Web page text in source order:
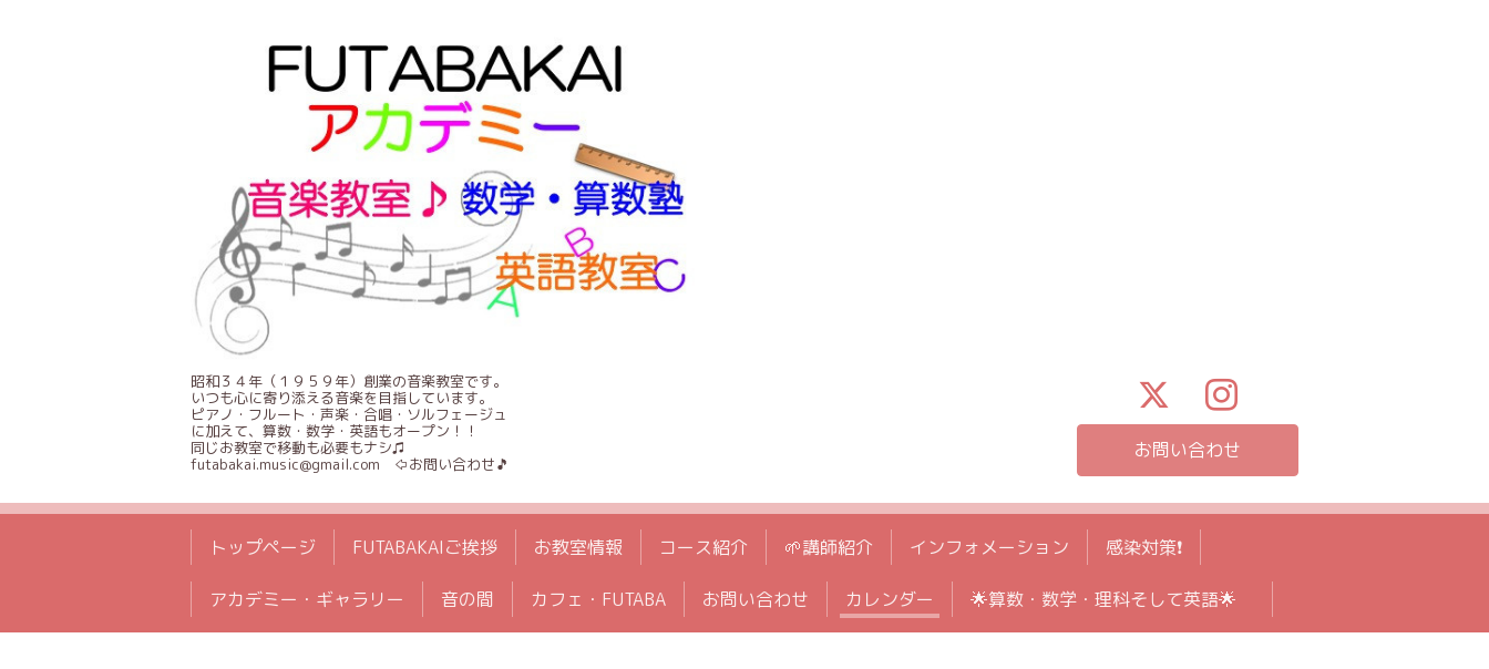
昭和３４年（１９５９年）創業の音楽教室です。
いつも心に寄り添える音楽を目指しています。
ピアノ・フルート・声楽・合唱・ソルフェージュ
に加えて、算数・数学・英語もオープン！！
同じお教室で移動も必要もナシ♫
futabakai.music@gmail.com ⇦お問い合わせ🎵
お問い合わせ
トップページ FUTABAKAIご挨拶 お教室情報 コース紹介 🌱講師紹介 インフォメーション 感染対策❗️
アカデミー・ギャラリー 音の間 カフェ・FUTABA お問い合わせ カレンダー 🌟算数・数学・理科そして英語🌟